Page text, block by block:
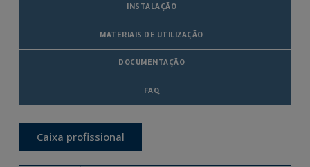
INSTALAÇÃO
MATERIAIS DE UTILIZAÇÃO
DOCUMENTAÇÃO
FAQ
Caixa profissional